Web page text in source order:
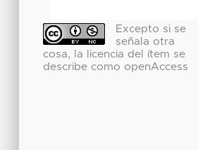
Excepto si se
señala otra
cosa, la licencia del ítem se
describe como openAccess